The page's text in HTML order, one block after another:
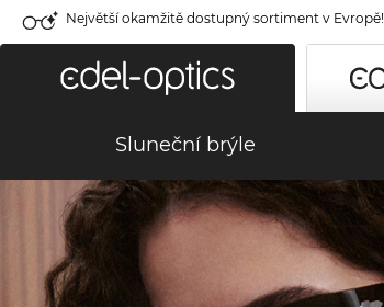
Největší okamžitě dostupný sortiment v Evropě!
Sluneční brýle